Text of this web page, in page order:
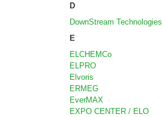
D
DownStream Technologies
E
ELCHEMCo
ELPRO
Elvoris
ERMEG
EverMAX
EXPO CENTER / ELO